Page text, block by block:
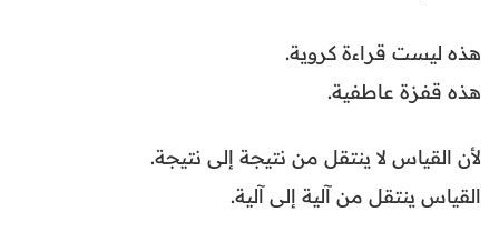
هذه ليست قراءة كروية.
هذه قفزة عاطفية.
لأن القياس لا ينتقل من نتيجة إلى نتيجة.
القياس ينتقل من آلية إلى آلية.